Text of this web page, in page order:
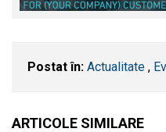
Postat în: Actualitate ,
ARTICOLE SIMILARE